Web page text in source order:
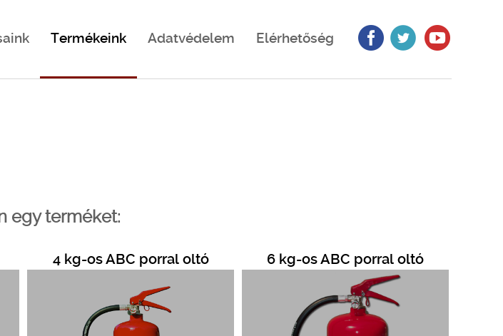
Termékeink Adatvédelem Elérhetőség
egy terméket:
4 kg-os ABC porral oltó 6 kg-os ABC porral oltó